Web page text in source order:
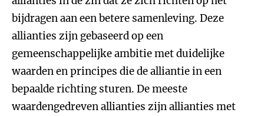
bijdragen aan een betere samenleving. Deze
allianties zijn gebaseerd op een
gemeenschappelijke ambitie met duidelijke
waarden en principes die de alliantie in een
bepaalde richting sturen. De meeste
waardengedreven allianties zijn allianties met